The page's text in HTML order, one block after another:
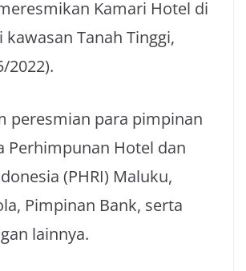
Kamari Hotel di
kawasan Tanah Tinggi,
2022).
peresmian para pimpinan
Perhimpunan Hotel dan
(PHRI) Maluku,
Pimpinan Bank, serta
lainnya.